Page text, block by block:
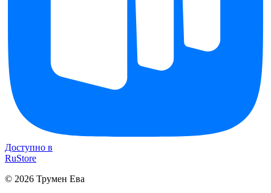
Доступно в
RuStore
© 2026 Трумен Ева